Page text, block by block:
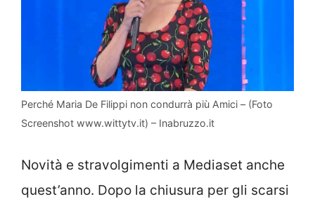
Perché Maria De Filippi non condurrà più Amici – (Foto
Screenshot www.wittytv.it) – Inabruzzo.it
Novità e stravolgimenti a Mediaset anche
quest’anno. Dopo la chiusura per gli scarsi